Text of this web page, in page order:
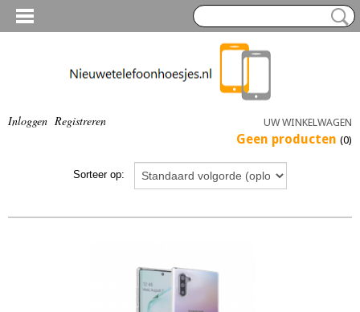
Inloggen Registreren UW WINKELWAGEN
Geen producten (0)
Sorteer op: